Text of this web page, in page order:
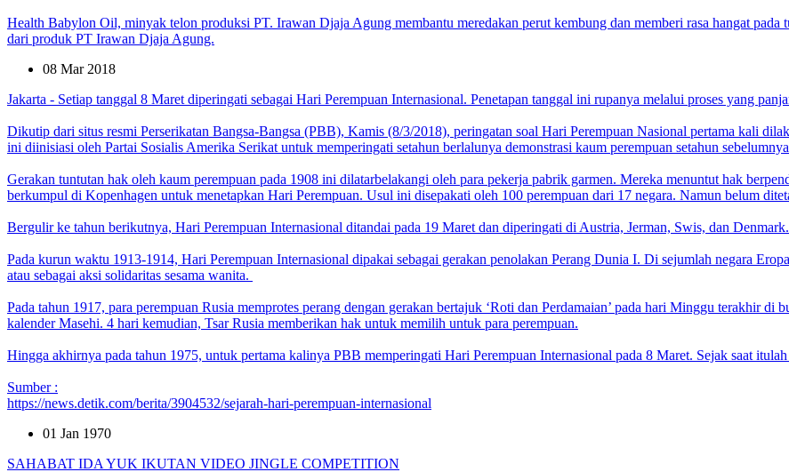
Health Babylon Oil, minyak telon produksi PT. Irawan Djaja Agung membantu meredakan perut kembung dan memberi rasa hangat
dari produk PT Irawan Djaja Agung.
08 Mar 2018
Jakarta - Setiap tanggal 8 Maret diperingati sebagai Hari Perempuan Internasional. Penetapan tanggal ini rupanya melalui proses yang
Dikutip dari situs resmi Perserikatan Bangsa-Bangsa (PBB), Kamis (8/3/2018), peringatan soal Hari Perempuan Nasional pertama kali
ini diinisiasi oleh Partai Sosialis Amerika Serikat untuk memperingati setahun berlalunya demonstrasi kaum perempuan setahun
Gerakan tuntutan hak oleh kaum perempuan pada 1908 ini dilatarbelakangi oleh para pekerja pabrik garmen. Mereka menuntut hak
berkumpul di Kopenhagen untuk menetapkan Hari Perempuan. Usul ini disepakati oleh 100 perempuan dari 17 negara. Namun belum
Bergulir ke tahun berikutnya, Hari Perempuan Internasional ditandai pada 19 Maret dan diperingati di Austria, Jerman, Swis, dan
Pada kurun waktu 1913-1914, Hari Perempuan Internasional dipakai sebagai gerakan penolakan Perang Dunia I. Di sejumlah negara
atau sebagai aksi solidaritas sesama wanita.
Pada tahun 1917, para perempuan Rusia memprotes perang dengan gerakan bertajuk ‘Roti dan Perdamaian’ pada hari Minggu terakhir di
kalender Masehi. 4 hari kemudian, Tsar Rusia memberikan hak untuk memilih untuk para perempuan.
Hingga akhirnya pada tahun 1975, untuk pertama kalinya PBB memperingati Hari Perempuan Internasional pada 8 Maret. Sejak saat
Sumber :
https://news.detik.com/berita/3904532/sejarah-hari-perempuan-internasional
01 Jan 1970
SAHABAT IDA YUK IKUTAN VIDEO JINGLE COMPETITION